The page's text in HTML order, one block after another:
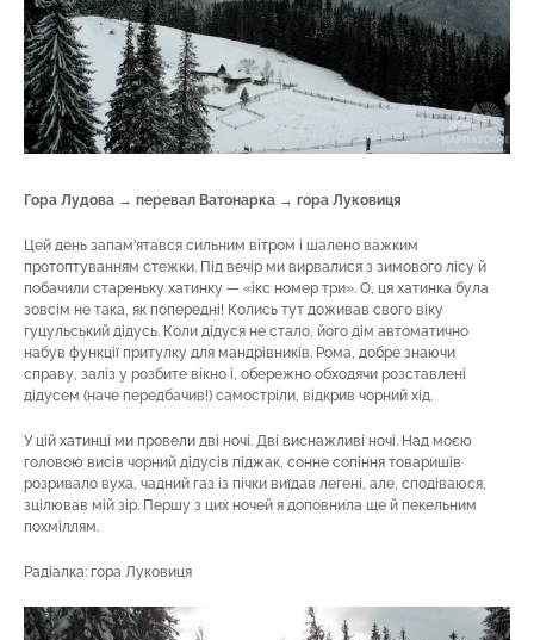
Гора Лудова → перевал Ватонарка → гора Луковиця
Цей день запам’ятався сильним вітром і шалено важким
протоптуванням стежки. Під вечір ми вирвалися з зимового лісу й
побачили стареньку хатинку — «ікс номер три». О, ця хатинка була
зовсім не така, як попередні! Колись тут доживав свого віку
гуцульський дідусь. Коли дідуся не стало, його дім автоматично
набув функції притулку для мандрівників. Рома, добре знаючи
справу, заліз у розбите вікно і, обережно обходячи розставлені
дідусем (наче передбачив!) самостріли, відкрив чорний хід.
У цій хатинці ми провели дві ночі. Дві виснажливі ночі. Над моєю
головою висів чорний дідусів піджак, сонне сопіння товаришів
розривало вуха, чадний газ із пічки виїдав легені, але, сподіваюся,
зцілював мій зір. Першу з цих ночей я доповнила ще й пекельним
похміллям.
Радіалка: гора Луковиця